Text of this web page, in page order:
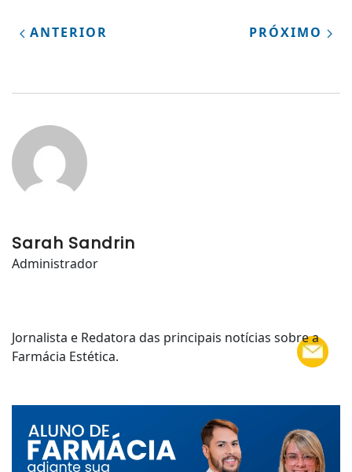
ANTERIOR PRÓXIMO
Sarah Sandrin
Administrador
Jornalista e Redatora das principais notícias sobre a
Farmácia Estética.